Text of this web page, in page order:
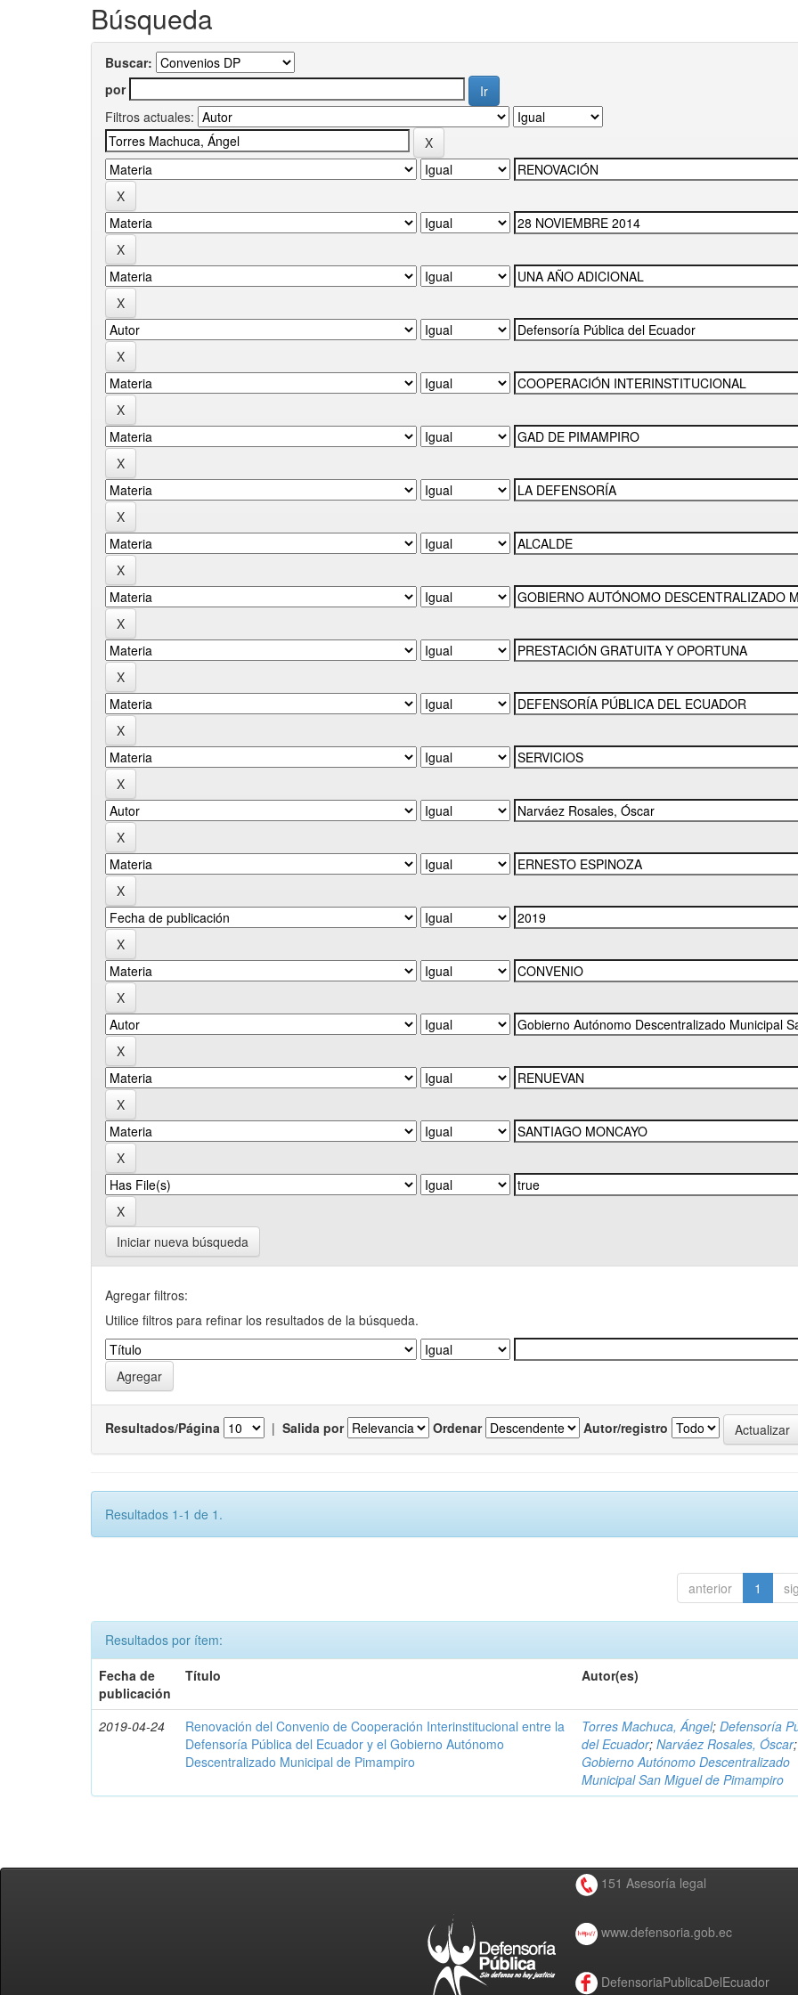
Búsqueda
Buscar:
por
Filtros actuales:
Iniciar nueva búsqueda
Agregar filtros:
Utilice filtros para refinar los resultados de la búsqueda.
Resultados/Página | Salida por Ordenar Autor/registro
Resultados 1-1 de 1.
anterior 1
Resultados por ítem:
Fecha de
publicación
Título Autor(es)
2019-04-24
Renovación del Convenio de Cooperación Interinstitucional entre la
Defensoría Pública del Ecuador y el Gobierno Autónomo
Descentralizado Municipal de Pimampiro
Torres Machuca, Ángel;Defensoría
del Ecuador;Narváez Rosales, Óscar;
Gobierno Autónomo Descentralizado
Municipal San Miguel de Pimampiro
151 Asesoría legal
www.defensoria.gob.ec
DefensoriaPublicaDelEcuador